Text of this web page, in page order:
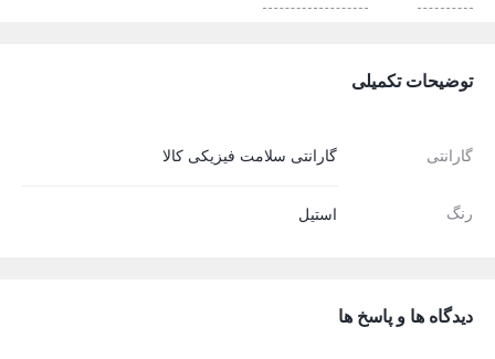
توضیحات تکمیلی
گارانتی گارانتی سلامت فیزیکی کالا
رنگ استیل
دیدگاه ها و پاسخ ها